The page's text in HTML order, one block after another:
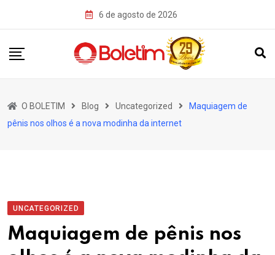
6 de agosto de 2026
O BOLETIM Blog Uncategorized
Maquiagem de
pênis nos olhos é a nova modinha da internet
UNCATEGORIZED
Maquiagem de pênis nos